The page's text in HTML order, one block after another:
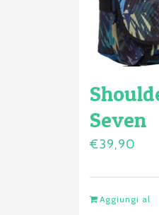
Seven
€39,90
Aggiungi al